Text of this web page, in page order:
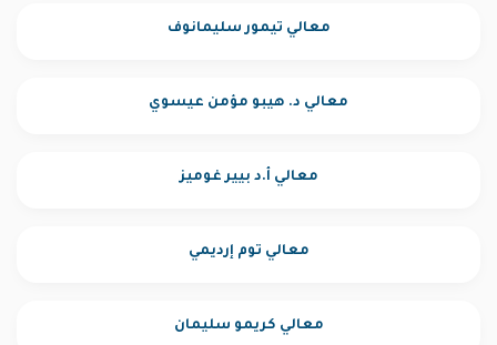
معالي تيمور سليمانوف
معالي د. هيبو مؤمن عيسوي
معالي أ.د بيير غوميز
معالي توم إرديمي
معالي كريمو سليمان